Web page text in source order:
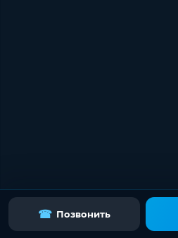
☎ Позвонить